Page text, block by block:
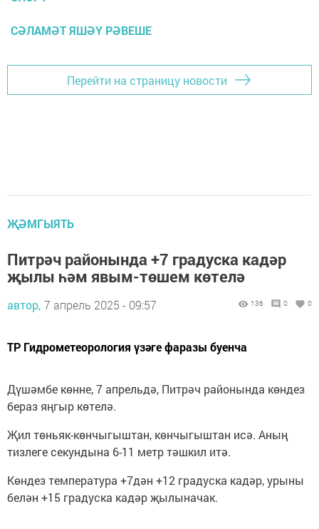
СӘЛАМӘТ ЯШӘҮ РӘВЕШЕ
Перейти на страницу новости
ҖӘМГЫЯТЬ
Питрәч районында +7 градуска кадәр
җылы һәм явым-төшем көтелә
автор, 7 апрель 2025 - 09:57 136 0 0
ТР Гидрометеорология үзәге фаразы буенча
Дүшәмбе көнне, 7 апрельдә, Питрәч районында көндез
бераз яңгыр көтелә.
Җил төньяк-көнчыгыштан, көнчыгыштан исә. Аның
тизлеге секундына 6-11 метр тәшкил итә.
Көндез температура +7дән +12 градуска кадәр, урыны
белән +15 градуска кадәр җылыначак.